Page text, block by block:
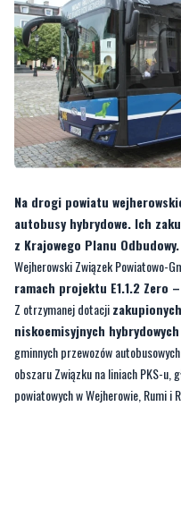
Na drogi powiatu
autobusy hybrydowe. Ich
z Krajowego Planu Odbudowy.
Wejherowski Związek Powiatowo-
ramach projektu E1.1.2 Zero
Z otrzymanej dotacji
niskoemisyjnych hybrydowych
gminnych przewozów
obszaru Związku na liniach PKS-u,
powiatowych w Wejherowie, Rumi i